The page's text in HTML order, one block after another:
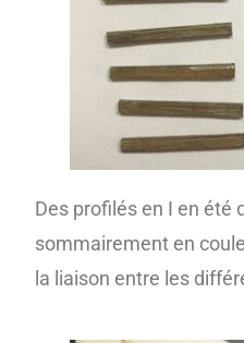
Des profilés en I en été
sommairement en
la liaison entre les